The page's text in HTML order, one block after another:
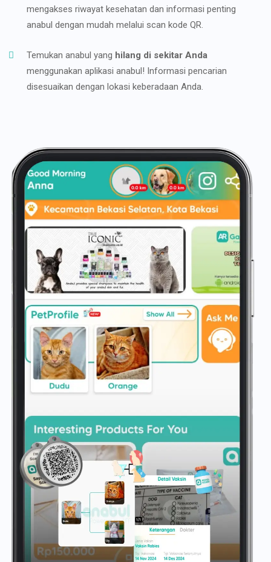
mengakses riwayat kesehatan dan informasi penting
anabul dengan mudah melalui scan kode QR.
Temukan anabul yang hilang di sekitar Anda
menggunakan aplikasi anabul! Informasi pencarian
disesuaikan dengan lokasi keberadaan Anda.